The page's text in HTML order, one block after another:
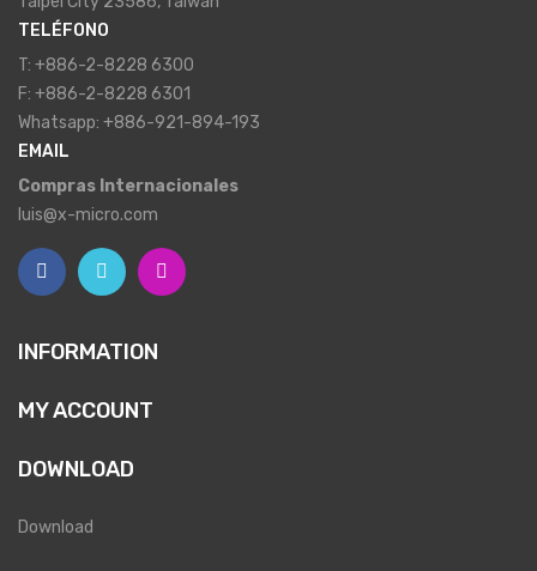
TELÉFONO
T: +886-2-8228 6300
F: +886-2-8228 6301
Whatsapp: +886-921-894-193
EMAIL
Compras Internacionales
luis@x-micro.com
INFORMATION
MY ACCOUNT
DOWNLOAD
Download